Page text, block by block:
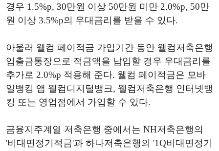
경우 1.5%p, 30만원 이상 50만원 미만 2.0%p, 50만
원 이상 3.5%p의 우대금리를 받을 수 있다.
아울러 웰컴 페이적금 가입기간 동안 웰컴저축은행
입출금통장으로 적금액을 납입할 경우 우대금리를
추가로 2.0%p 적용해 준다. 웰컴 페이적금은 모바
일뱅킹 앱 웰컴디지털뱅크, 웰컴저축은행 인터넷뱅
킹 또는 영업점에서 가입할 수 있다.
금융지주계열 저축은행 중에서는 NH저축은행의
'비대면정기적금'과 하나저축은행의 '1Q비대면정기